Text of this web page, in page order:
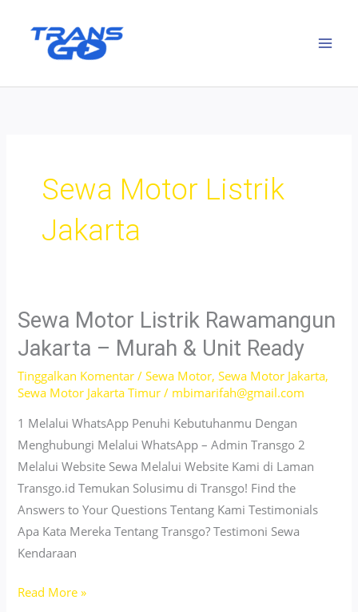
Sewa Motor Listrik
Jakarta
Sewa Motor Listrik Rawamangun
Jakarta – Murah & Unit Ready
Tinggalkan Komentar /Sewa Motor,Sewa Motor Jakarta,
Sewa Motor Jakarta Timur / mbimarifah@gmail.com
1 Melalui WhatsApp Penuhi Kebutuhanmu Dengan
Menghubungi Melalui WhatsApp – Admin Transgo 2
Melalui Website Sewa Melalui Website Kami di Laman
Transgo.id Temukan Solusimu di Transgo! Find the
Answers to Your Questions Tentang Kami Testimonials
Apa Kata Mereka Tentang Transgo? Testimoni Sewa
Kendaraan
Sewa
Read More »